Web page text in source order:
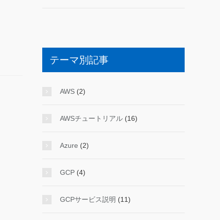
テーマ別記事
AWS (2)
AWSチュートリアル (16)
Azure (2)
GCP (4)
GCPサービス説明 (11)